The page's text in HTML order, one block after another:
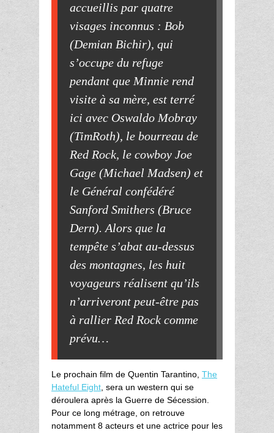
accueillis par quatre
visages inconnus : Bob
(Demian Bichir), qui
s’occupe du refuge
pendant que Minnie rend
visite à sa mère, est terré
ici avec Oswaldo Mobray
(TimRoth), le bourreau de
Red Rock, le cowboy Joe
Gage (Michael Madsen) et
le Général confédéré
Sanford Smithers (Bruce
Dern). Alors que la
tempête s’abat au-dessus
des montagnes, les huit
voyageurs réalisent qu’ils
n’arriveront peut-être pas
à rallier Red Rock comme
prévu…
Le prochain film de Quentin Tarantino, The
Hateful Eight , sera un western qui se
déroulera après la Guerre de Sécession.
Pour ce long métrage, on retrouve
notamment 8 acteurs et une actrice pour les